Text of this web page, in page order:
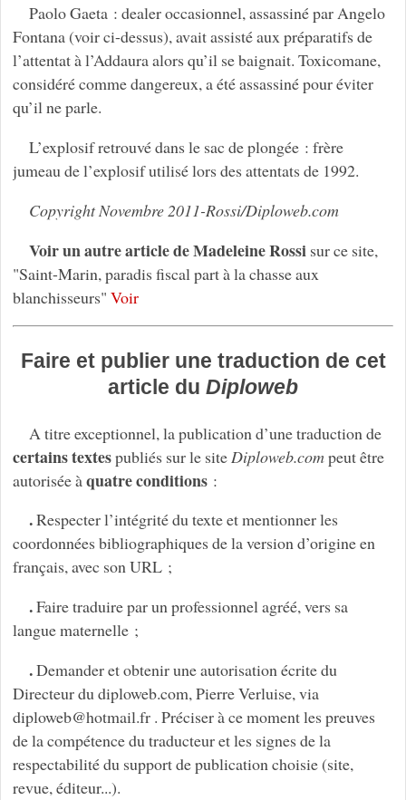
Paolo Gaeta : dealer occasionnel, assassiné par Angelo
Fontana (voir ci-dessus), avait assisté aux préparatifs de
l’attentat à l’Addaura alors qu’il se baignait. Toxicomane,
considéré comme dangereux, a été assassiné pour éviter
qu’il ne parle.
L’explosif retrouvé dans le sac de plongée : frère
jumeau de l’explosif utilisé lors des attentats de 1992.
Copyright Novembre 2011-Rossi/Diploweb.com
Voir un autre article de Madeleine Rossi sur ce site,
"Saint-Marin, paradis fiscal part à la chasse aux
blanchisseurs" Voir
Faire et publier une traduction de cet
article du Diploweb
A titre exceptionnel, la publication d’une traduction de
certains textespubliés sur le site Diploweb.compeut être
autorisée àquatre conditions:
.Respecter l’intégrité du texte et mentionner les
coordonnées bibliographiques de la version d’origine en
français, avec son URL ;
.Faire traduire par un professionnel agréé, vers sa
langue maternelle ;
.Demander et obtenir une autorisation écrite du
Directeur du diploweb.com, Pierre Verluise, via
diploweb@hotmail.fr . Préciser à ce moment les preuves
de la compétence du traducteur et les signes de la
respectabilité du support de publication choisie (site,
revue, éditeur...).